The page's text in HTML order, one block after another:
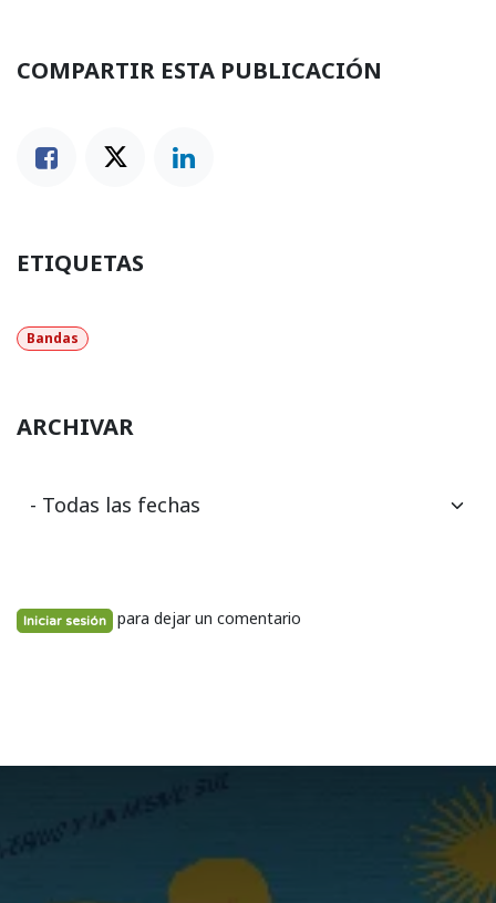
COMPARTIR ESTA PUBLICACIÓN
ETIQUETAS
Bandas
ARCHIVAR
Iniciar sesión para dejar un comentario